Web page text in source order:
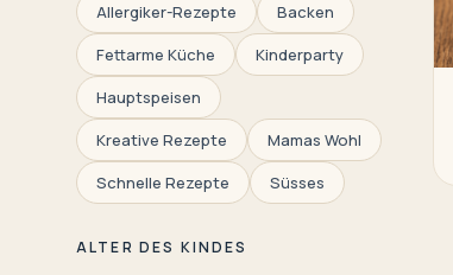
Allergiker-Rezepte
Backen
Fettarme Küche
Kinderparty
Hauptspeisen
Kreative Rezepte
Mamas Wohl
Schnelle Rezepte
Süsses
ALTER DES KINDES